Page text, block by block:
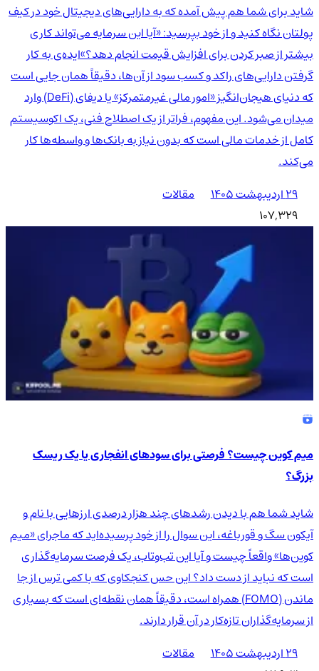
شاید برای شما هم پیش آمده که به دارایی‌های دیجیتال خود در کیف
پولتان نگاه کنید و از خود بپرسید: «آیا این سرمایه می‌تواند کاری
بیشتر از صبر کردن برای افزایش قیمت انجام دهد؟»ایده‌ی به کار
گرفتن دارایی‌های راکد و کسب سود از آن‌ها، دقیقاً همان جایی است
که دنیای هیجان‌انگیز «امور مالی غیرمتمرکز» یا دیفای (DeFi) وارد
میدان می‌شود. این مفهوم، فراتر از یک اصطلاح فنی، یک اکوسیستم
کامل از خدمات مالی است که بدون نیاز به بانک‌ها و واسطه‌ها کار
می‌کند.
۲۹ اردیبهشت ۱۴۰۵
مقالات
107,329
میم کوین چیست؟ فرصتی برای سودهای انفجاری یا یک ریسک
بزرگ؟
شاید شما هم با دیدن رشدهای چند هزار درصدی ارزهایی با نام و
آیکون سگ و قورباغه، این سوال را از خود پرسیده‌اید که ماجرای «میم
کوین‌ها» واقعاً چیست و آیا این تب‌وتاب، یک فرصت سرمایه‌گذاری
است که نباید از دست داد؟ این حس کنجکاوی که با کمی ترس از جا
ماندن (FOMO) همراه است، دقیقاً همان نقطه‌ای است که بسیاری
از سرمایه‌گذاران تازه‌کار در آن قرار دارند.
۲۹ اردیبهشت ۱۴۰۵
مقالات